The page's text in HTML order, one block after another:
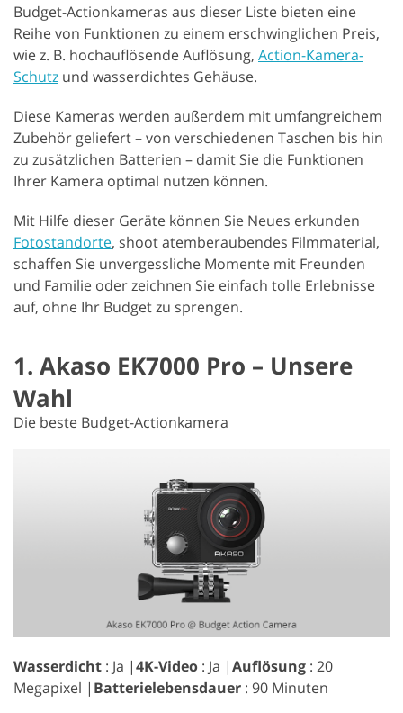
Budget-Actionkameras aus dieser Liste bieten eine
Reihe von Funktionen zu einem erschwinglichen Preis,
wie z. B. hochauflösende Auflösung, Action-Kamera-
Schutz und wasserdichtes Gehäuse.
Diese Kameras werden außerdem mit umfangreichem
Zubehör geliefert – von verschiedenen Taschen bis hin
zu zusätzlichen Batterien – damit Sie die Funktionen
Ihrer Kamera optimal nutzen können.
Mit Hilfe dieser Geräte können Sie Neues erkunden
Fotostandorte, shoot atemberaubendes Filmmaterial,
schaffen Sie unvergessliche Momente mit Freunden
und Familie oder zeichnen Sie einfach tolle Erlebnisse
auf, ohne Ihr Budget zu sprengen.
1. Akaso EK7000 Pro – Unsere
Wahl
Die beste Budget-Actionkamera
Wasserdicht : Ja |4K-Video : Ja |Auflösung : 20
Megapixel | Batterielebensdauer : 90 Minuten